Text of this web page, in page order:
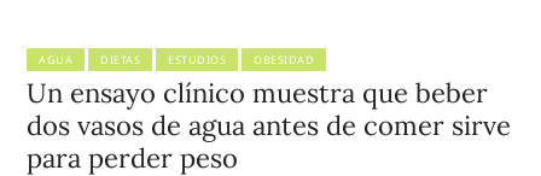
AGUA DIETAS ESTUDIOS OBESIDAD
Un ensayo clínico muestra que beber
dos vasos de agua antes de comer sirve
para perder peso